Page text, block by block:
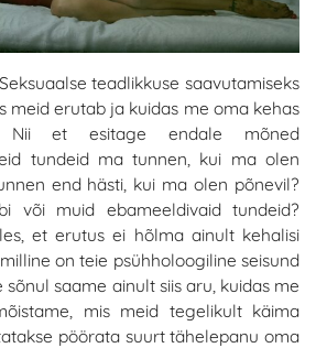
teadlikkuse saavutamiseks
meid erutab ja kuidas me oma kehas
Nii et esitage endale mõned
tundeid ma tunnen, kui ma olen
end hästi, kui ma olen põnevil?
või muid ebameeldivaid tundeid?
et erutus ei hõlma ainult kehalisi
on teie psühholoogiline seisund
sõnul saame ainult siis aru, kuidas me
mis meid tegelikult käima
pöörata suurt tähelepanu oma